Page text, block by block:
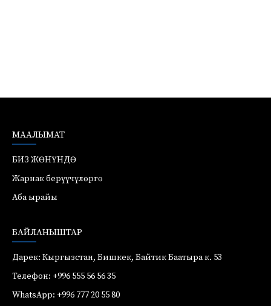
МААЛЫМАТ
БИЗ ЖӨНҮНДӨ
Жарнак берүүчүлөргө
Аба ырайы
БАЙЛАНЫШТАР
Дарек: Кыргызстан, Бишкек, Байтик Баатыра к. 53
Телефон: +996 555 56 56 35
WhatsApp: +996 777 20 55 80